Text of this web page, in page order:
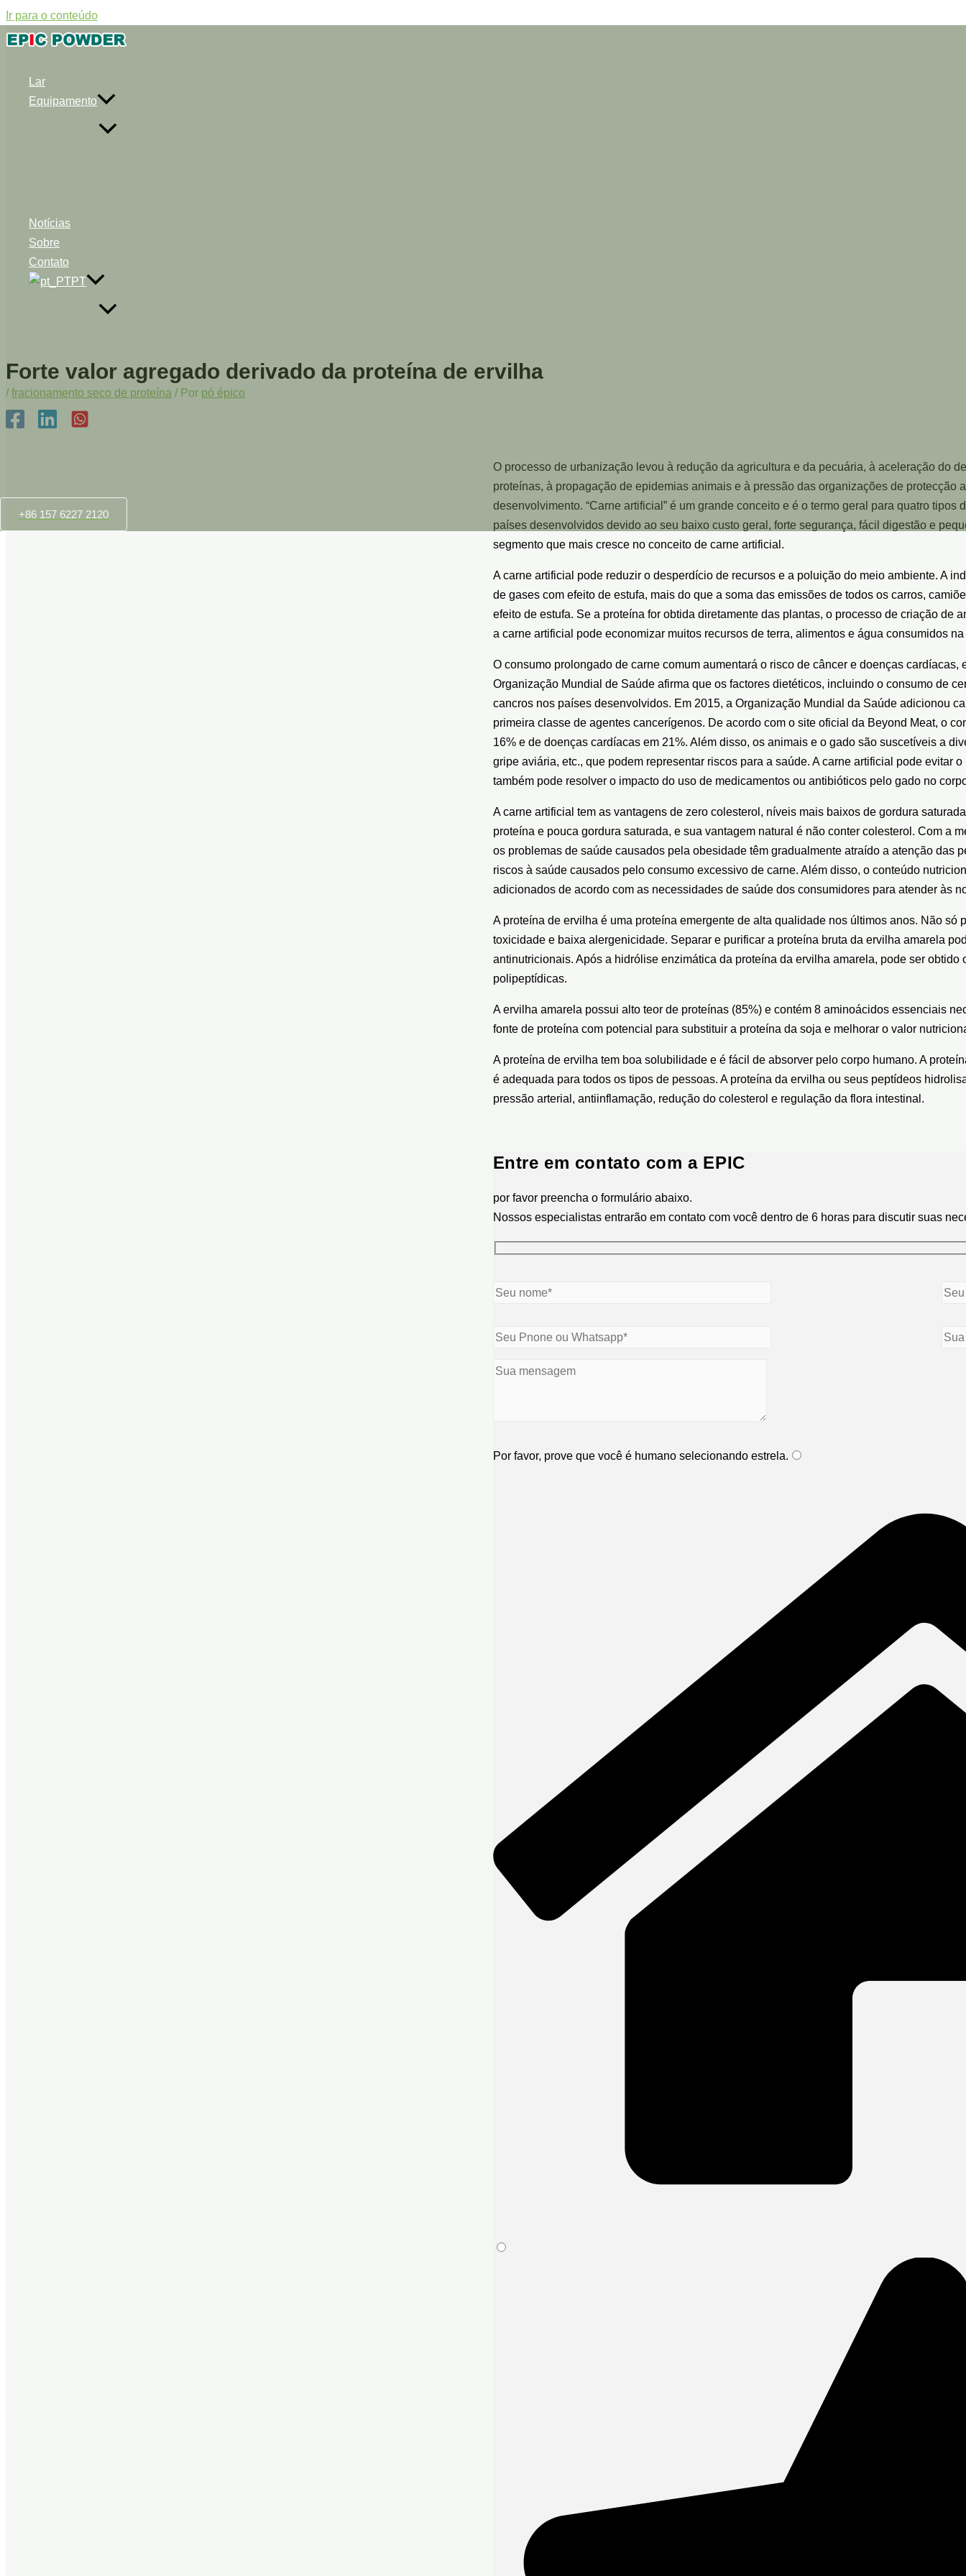
Ir para o conteúdo
Lar
Equipamento
Notícias
Sobre
Contato
PT
+86 157 6227 2120
Forte valor agregado derivado da proteína de ervilha
/fracionamento seco de proteína / Por pó épico
O processo de urbanização levou à redução da agricultura e da pecuária, à aceleração do
proteínas, à propagação de epidemias animais e à pressão das organizações de
desenvolvimento. “Carne artificial” é um grande conceito e é o termo geral para quatro
países desenvolvidos devido ao seu baixo custo geral, forte segurança, fácil digestão e
segmento que mais cresce no conceito de carne artificial.
A carne artificial pode reduzir o desperdício de recursos e a poluição do meio ambiente. A
de gases com efeito de estufa, mais do que a soma das emissões de todos os carros,
efeito de estufa. Se a proteína for obtida diretamente das plantas, o processo de criação de
a carne artificial pode economizar muitos recursos de terra, alimentos e água consumidos
O consumo prolongado de carne comum aumentará o risco de câncer e doenças
Organização Mundial de Saúde afirma que os factores dietéticos, incluindo o consumo de
cancros nos países desenvolvidos. Em 2015, a Organização Mundial da Saúde adicionou
primeira classe de agentes cancerígenos. De acordo com o site oficial da Beyond Meat, o
16% e de doenças cardíacas em 21%. Além disso, os animais e o gado são suscetíveis a
gripe aviária, etc., que podem representar riscos para a saúde. A carne artificial pode evitar
também pode resolver o impacto do uso de medicamentos ou antibióticos pelo gado no
A carne artificial tem as vantagens de zero colesterol, níveis mais baixos de gordura
proteína e pouca gordura saturada, e sua vantagem natural é não conter colesterol. Com a
os problemas de saúde causados pela obesidade têm gradualmente atraído a atenção das
riscos à saúde causados pelo consumo excessivo de carne. Além disso, o conteúdo
adicionados de acordo com as necessidades de saúde dos consumidores para atender às
A proteína de ervilha é uma proteína emergente de alta qualidade nos últimos anos. Não
toxicidade e baixa alergenicidade. Separar e purificar a proteína bruta da ervilha amarela
antinutricionais. Após a hidrólise enzimática da proteína da ervilha amarela, pode ser
polipeptídicas.
A ervilha amarela possui alto teor de proteínas (85%) e contém 8 aminoácidos essenciais
fonte de proteína com potencial para substituir a proteína da soja e melhorar o valor
A proteína de ervilha tem boa solubilidade e é fácil de absorver pelo corpo humano. A
é adequada para todos os tipos de pessoas. A proteína da ervilha ou seus peptídeos
pressão arterial, antiinflamação, redução do colesterol e regulação da flora intestinal.
Entre em contato com a EPIC
por favor preencha o formulário abaixo.
Nossos especialistas entrarão em contato com você dentro de 6 horas para discutir suas
Por favor, prove que você é humano selecionandoestrela.